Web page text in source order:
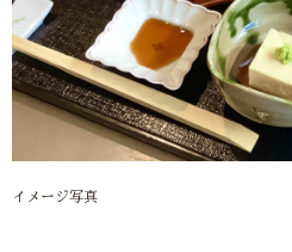
イメージ写真